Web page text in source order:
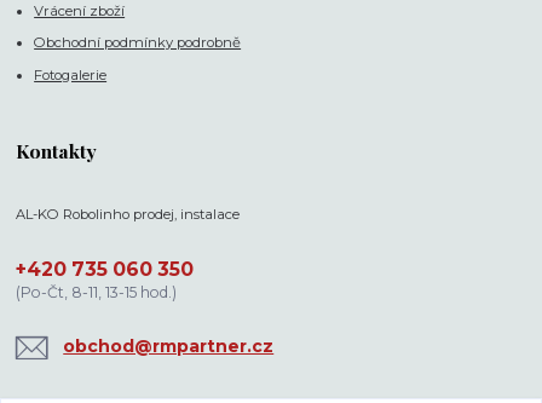
Vrácení zboží
Obchodní podmínky podrobně
Fotogalerie
Kontakty
AL-KO Robolinho prodej, instalace
+420 735 060 350
(Po-Čt, 8-11, 13-15 hod.)
obchod@rmpartner.cz